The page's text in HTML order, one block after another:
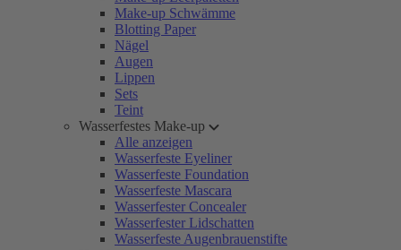
Make-up Schwämme
Blotting Paper
Nägel
Augen
Lippen
Sets
Teint
Wasserfestes Make-up
Alle anzeigen
Wasserfeste Eyeliner
Wasserfeste Foundation
Wasserfeste Mascara
Wasserfester Concealer
Wasserfester Lidschatten
Wasserfeste Augenbrauenstifte